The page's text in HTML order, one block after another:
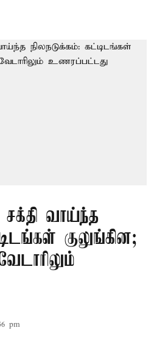
வாய்ந்த
குலுங்கின;
pm